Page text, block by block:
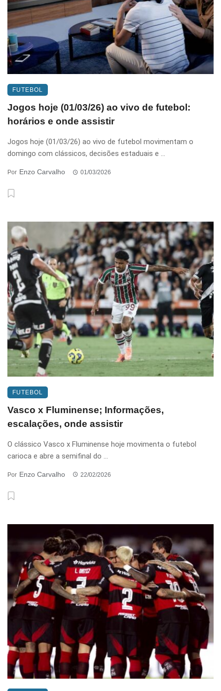
FUTEBOL
Jogos hoje (01/03/26) ao vivo de futebol:
horários e onde assistir
Jogos hoje (01/03/26) ao vivo de futebol movimentam o
domingo com clássicos, decisões estaduais e ...
Por Enzo Carvalho 01/03/2026
FUTEBOL
Vasco x Fluminense; Informações,
escalações, onde assistir
O clássico Vasco x Fluminense hoje movimenta o futebol
carioca e abre a semifinal do ...
Por Enzo Carvalho 22/02/2026